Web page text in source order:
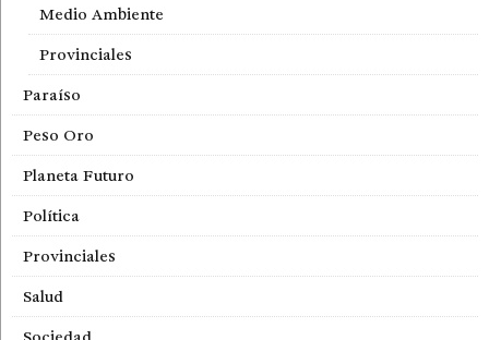
Medio Ambiente
Provinciales
Paraíso
Peso Oro
Planeta Futuro
Política
Provinciales
Salud